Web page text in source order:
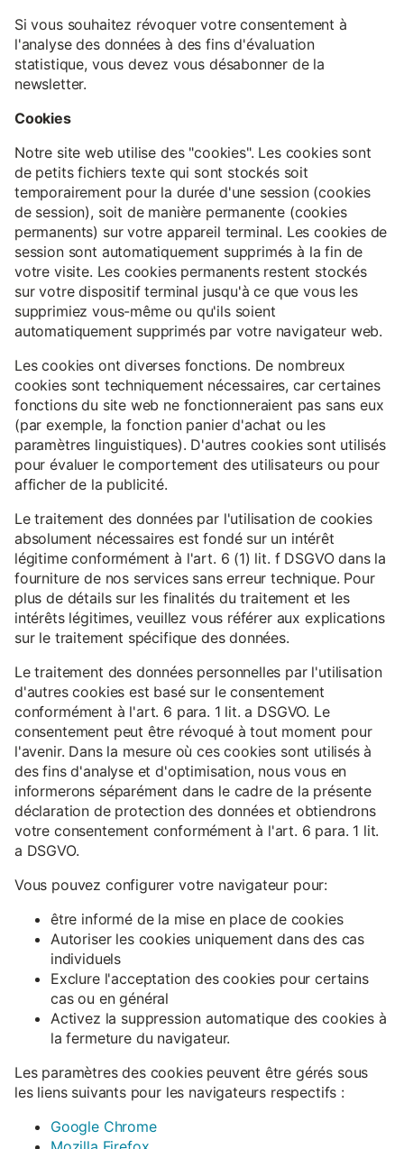
Si vous souhaitez révoquer votre consentement à
l'analyse des données à des fins d'évaluation
statistique, vous devez vous désabonner de la
newsletter.
Cookies
Notre site web utilise des "cookies". Les cookies sont
de petits fichiers texte qui sont stockés soit
temporairement pour la durée d'une session (cookies
de session), soit de manière permanente (cookies
permanents) sur votre appareil terminal. Les cookies de
session sont automatiquement supprimés à la fin de
votre visite. Les cookies permanents restent stockés
sur votre dispositif terminal jusqu'à ce que vous les
supprimiez vous-même ou qu'ils soient
automatiquement supprimés par votre navigateur web.
Les cookies ont diverses fonctions. De nombreux
cookies sont techniquement nécessaires, car certaines
fonctions du site web ne fonctionneraient pas sans eux
(par exemple, la fonction panier d'achat ou les
paramètres linguistiques). D'autres cookies sont utilisés
pour évaluer le comportement des utilisateurs ou pour
afficher de la publicité.
Le traitement des données par l'utilisation de cookies
absolument nécessaires est fondé sur un intérêt
légitime conformément à l'art. 6 (1) lit. f DSGVO dans la
fourniture de nos services sans erreur technique. Pour
plus de détails sur les finalités du traitement et les
intérêts légitimes, veuillez vous référer aux explications
sur le traitement spécifique des données.
Le traitement des données personnelles par l'utilisation
d'autres cookies est basé sur le consentement
conformément à l'art. 6 para. 1 lit. a DSGVO. Le
consentement peut être révoqué à tout moment pour
l'avenir. Dans la mesure où ces cookies sont utilisés à
des fins d'analyse et d'optimisation, nous vous en
informerons séparément dans le cadre de la présente
déclaration de protection des données et obtiendrons
votre consentement conformément à l'art. 6 para. 1 lit.
a DSGVO.
Vous pouvez configurer votre navigateur pour:
être informé de la mise en place de cookies
Autoriser les cookies uniquement dans des cas
individuels
Exclure l'acceptation des cookies pour certains
cas ou en général
Activez la suppression automatique des cookies à
la fermeture du navigateur.
Les paramètres des cookies peuvent être gérés sous
les liens suivants pour les navigateurs respectifs :
Google Chrome